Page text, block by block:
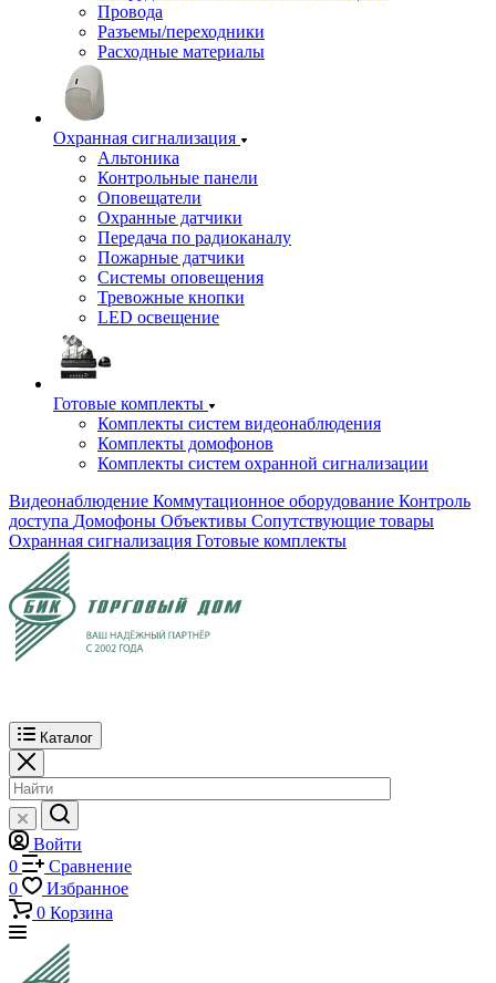
Провода
Разъемы/переходники
Расходные материалы
Охранная сигнализация
Альтоника
Контрольные панели
Оповещатели
Охранные датчики
Передача по радиоканалу
Пожарные датчики
Системы оповещения
Тревожные кнопки
LED освещение
Готовые комплекты
Комплекты систем видеонаблюдения
Комплекты домофонов
Комплекты систем охранной сигнализации
Видеонаблюдение Коммутационное оборудование Контроль
доступа Домофоны Объективы Сопутствующие товары
Охранная сигнализация Готовые комплекты
Каталог
Войти
0
Сравнение
0
Избранное
0 Корзина